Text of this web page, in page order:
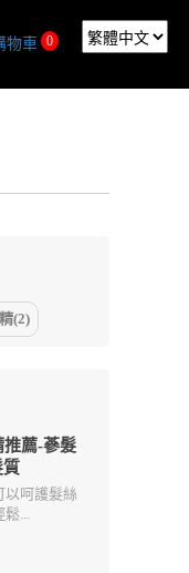
0
(2)
薦-蔘髮
質
以呵護髮絲
...